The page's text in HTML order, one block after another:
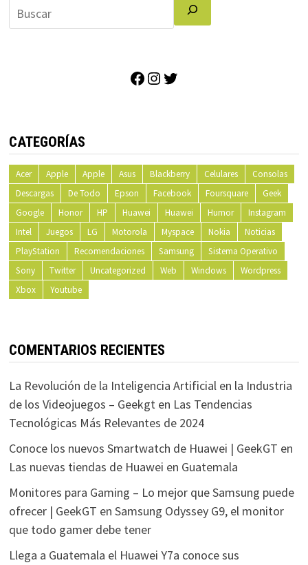
Facebook
Instagram
CATEGORÍAS
Acer Apple Apple Asus Blackberry Celulares
Consolas
Descargas
De Todo Epson Facebook Foursquare
Geek
Google
Honor HP Huawei Huawei Humor
Instagram
Intel
Juegos LG Motorola Myspace Nokia
Noticias
PlayStation
Recomendaciones Samsung
Sistema Operativo
Sony
Twitter Uncategorized Web Windows
Wordpress
Xbox
Youtube
COMENTARIOS RECIENTES
La Revolución de la Inteligencia Artificial en la Industria
de los Videojuegos – Geekgten Las Tendencias
Tecnológicas Más Relevantes de 2024
Conoce los nuevos Smartwatch de Huawei | GeekGT en
Las nuevas tiendas de Huawei en Guatemala
Monitores para Gaming – Lo mejor que Samsung puede
ofrecer | GeekGT en Samsung Odyssey G9, el monitor
que todo gamer debe tener
Llega a Guatemala el Huawei Y7a conoce sus